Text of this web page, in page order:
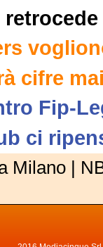
cifre
Fip-
ci
Milano |